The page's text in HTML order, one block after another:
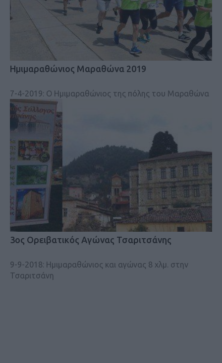
Ημιμαραθώνιος Μαραθώνα 2019
7-4-2019: Ο Ημιμαραθώνιος της πόλης του Μαραθώνα
3ος Ορειβατικός Αγώνας Τσαριτσάνης
9-9-2018: Ημιμαραθώνιος και αγώνας 8 χλμ. στην
Τσαριτσάνη